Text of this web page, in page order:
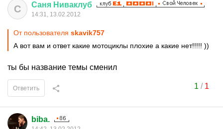
С Саня Ниваклуб
14:31, 13.02.2012
От пользователя skavik757
А вот вам и ответ какие мотоциклы плохие а какие нет!!!!! ))
ты бы название темы сменил
1 / 1
Ответить
biba.